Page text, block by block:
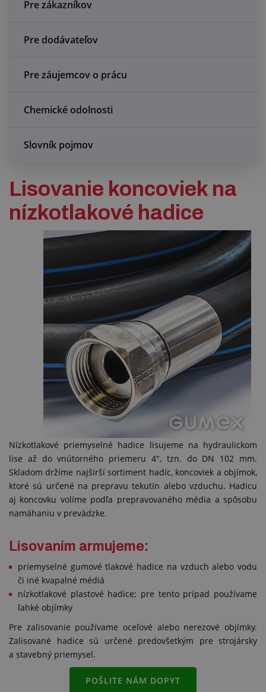
Pre zákazníkov
Pre dodávateľov
Pre záujemcov o prácu
Chemické odolnosti
Slovník pojmov
Lisovanie koncoviek na
nízkotlakové hadice
Nízkotlakové priemyselné hadice lisujeme na hydraulickom
lise až do vnútorného priemeru 4", tzn. do DN 102 mm.
Skladom držíme najširší sortiment hadíc, koncoviek a objímok,
ktoré sú určené na prepravu tekutín alebo vzduchu. Hadicu
aj koncovku volíme podľa prepravovaného média a spôsobu
namáhaniu v prevádzke.
Lisovaním armujeme:
priemyselné gumové tlakové hadice na vzduch alebo vodu
či iné kvapalné médiá
nízkotlakové plastové hadice; pre tento prípad používame
ľahké objímky
Pre zalisovanie používame oceľové alebo nerezové objímky.
Zalisované hadice sú určené predovšetkým pre strojársky
a stavebný priemysel.
POŠLITE NÁM DOPYT